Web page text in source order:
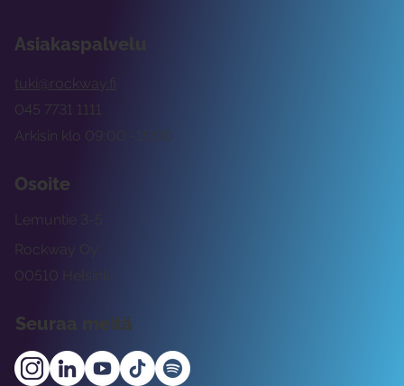
Asiakaspalvelu
tuki@rockway.fi
Arkisin klo 09:00 -15:00
045 7731 1111
Osoite
Rockway Oy
Lemuntie 3-5
00510 Helsinki
Seuraa meitä